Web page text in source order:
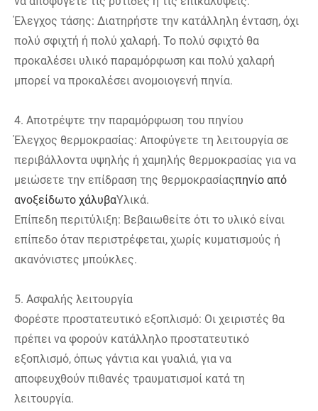
Έλεγχος τάσης: Διατηρήστε την κατάλληλη ένταση, όχι
πολύ σφιχτή ή πολύ χαλαρή. Το πολύ σφιχτό θα
προκαλέσει υλικό παραμόρφωση και πολύ χαλαρή
μπορεί να προκαλέσει ανομοιογενή πηνία.
4. Αποτρέψτε την παραμόρφωση του πηνίου
Έλεγχος θερμοκρασίας: Αποφύγετε τη λειτουργία σε
περιβάλλοντα υψηλής ή χαμηλής θερμοκρασίας για να
μειώσετε την επίδραση της θερμοκρασίαςπηνίο από
ανοξείδωτο χάλυβαΥλικά.
Επίπεδη περιτύλιξη: Βεβαιωθείτε ότι το υλικό είναι
επίπεδο όταν περιστρέφεται, χωρίς κυματισμούς ή
ακανόνιστες μπούκλες.
5. Ασφαλής λειτουργία
Φορέστε προστατευτικό εξοπλισμό: Οι χειριστές θα
πρέπει να φορούν κατάλληλο προστατευτικό
εξοπλισμό, όπως γάντια και γυαλιά, για να
αποφευχθούν πιθανές τραυματισμοί κατά τη
λειτουργία.